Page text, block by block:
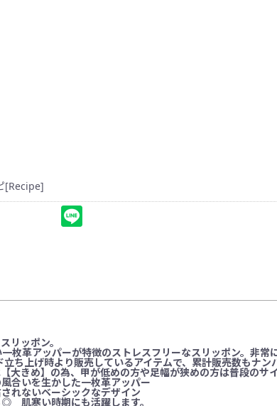
[Recipe]
リッポン。
枚革アッパーが特徴のストレスフリーなスリッポン。非常
ち上げ時より販売しているアイテムで、累計販売数もナン
大きめ】の為、甲が低めの方や足幅が狭めの方は普段のサ
合いを生かした一枚革アッパー
れないベーシックなデザイン
肌寒い時期にも活躍します。